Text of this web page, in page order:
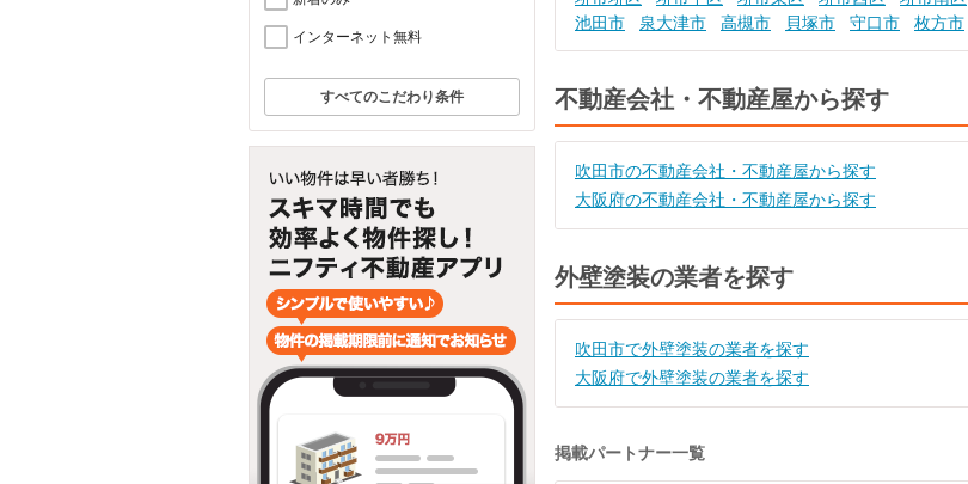
インターネット無料
すべてのこだわり条件
池田市
泉大津市 高槻市 貝塚市 守口市 枚方市
不動産会社・不動産屋から探す
吹田市の不動産会社・不動産屋から探す
大阪府の不動産会社・不動産屋から探す
外壁塗装の業者を探す
吹田市で外壁塗装の業者を探す
大阪府で外壁塗装の業者を探す
掲載パートナー一覧